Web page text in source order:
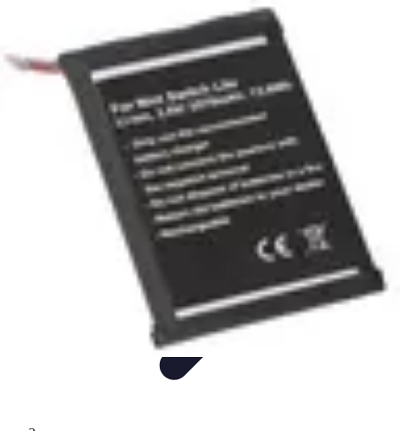
JeuxTrucs et Astuces
Fun Sur Smartphone